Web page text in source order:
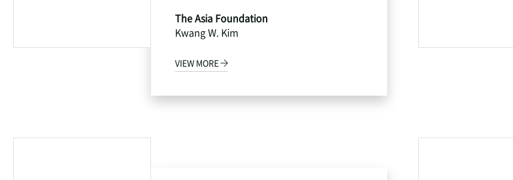
The Asia Foundation
Kwang W. Kim
VIEW MORE